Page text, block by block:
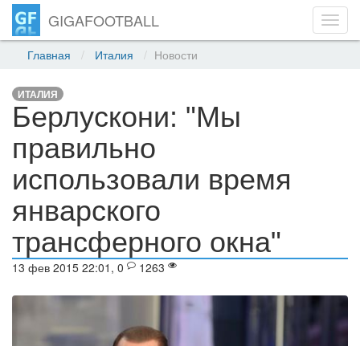
GIGAFOOTBALL
Главная Италия Новости
ИТАЛИЯ
Берлускони: "Мы
правильно
использовали время
январского
трансферного окна"
13 фев 2015 22:01, 0 1263